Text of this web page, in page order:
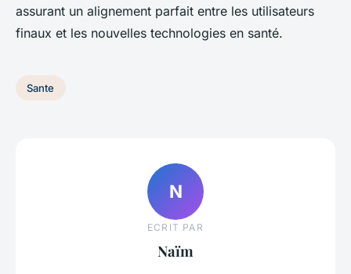
assurant un alignement parfait entre les utilisateurs
finaux et les nouvelles technologies en santé.
Sante
N
ECRIT PAR
Naïm